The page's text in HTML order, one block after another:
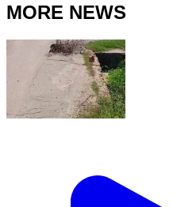
MORE NEWS